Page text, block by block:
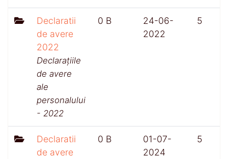
Declaratii
de avere
2022
Declarațiile
de avere
ale
personalului
- 2022
0 B
24-06-
2022
5
Declaratii
de avere
0 B
01-07-
2024
5